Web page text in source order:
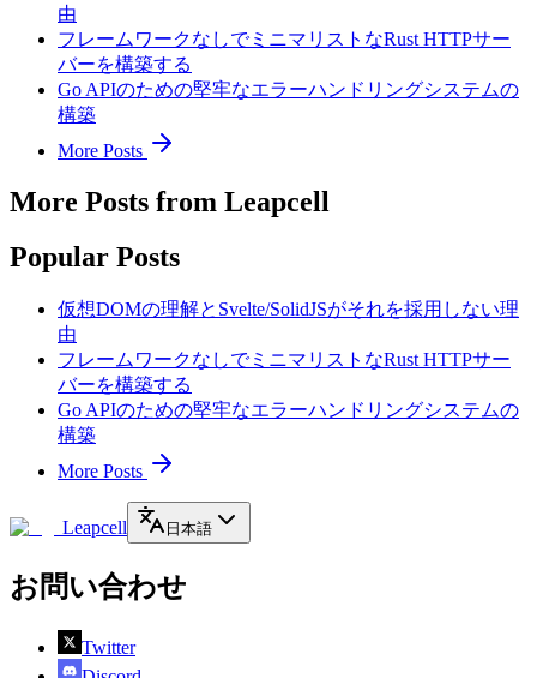
由
フレームワークなしでミニマリストなRust HTTPサー
バーを構築する
Go APIのための堅牢なエラーハンドリングシステムの
構築
More Posts
More Posts from Leapcell
Popular Posts
仮想DOMの理解とSvelte/SolidJSがそれを採用しない理
由
フレームワークなしでミニマリストなRust HTTPサー
バーを構築する
Go APIのための堅牢なエラーハンドリングシステムの
構築
More Posts
Leapcell 日本語
お問い合わせ
Twitter